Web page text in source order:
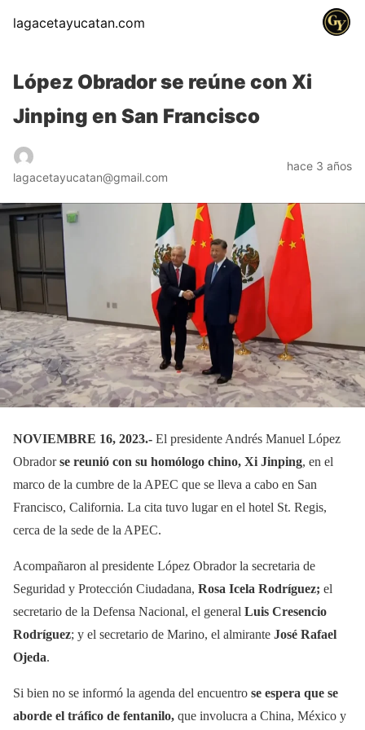
lagacetayucatan.com
López Obrador se reúne con Xi
Jinping en San Francisco
lagacetayucatan@gmail.com
hace 3 años
NOVIEMBRE 16, 2023.- El presidente Andrés Manuel López
Obradorse reunió con su homólogo chino, Xi Jinping, en el
marco de la cumbre de la APEC que se lleva a cabo en San
Francisco, California. La cita tuvo lugar en el hotel St. Regis,
cerca de la sede de la APEC.
Acompañaron al presidente López Obrador la secretaria de
Seguridad y Protección Ciudadana, Rosa Icela Rodríguez; el
secretario de la Defensa Nacional, el general Luis Cresencio
Rodríguez; y el secretario de Marino, el almirante José Rafael
Ojeda.
Si bien no se informó la agenda del encuentro se espera que se
aborde el tráfico de fentanilo, que involucra a China, México y